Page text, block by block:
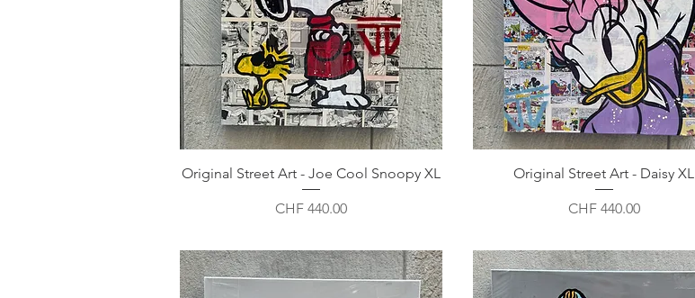
Original Street Art - Joe Cool Snoopy XL
Preis
CHF 440.00
Original Street Art - Daisy XL
Preis
CHF 440.00